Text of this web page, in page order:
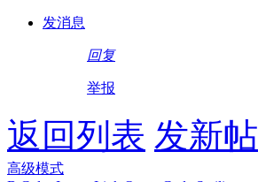
发消息
回复
举报
返回列表 发新帖
高级模式